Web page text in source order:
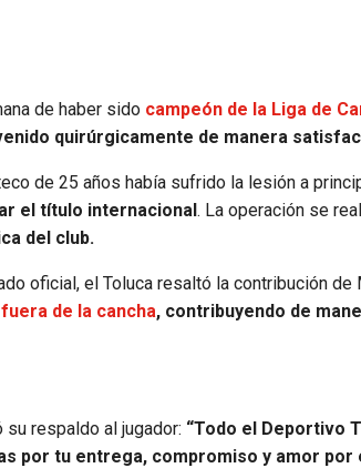
de haber sido campeón de la Liga de
quirúrgicamente de manera
de 25 años había sufrido la lesión a
el título internacional. La operación se
del club.
oficial, el Toluca resaltó la contribución de
de la cancha, contribuyendo de
respaldo al jugador: “Todo el Deportivo
por tu entrega, compromiso y amor